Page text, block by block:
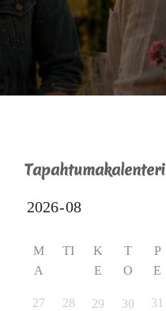
Tapahtumakalenteri
M
A
TI
K
E
T
O
P
E
27 28 29 30 31